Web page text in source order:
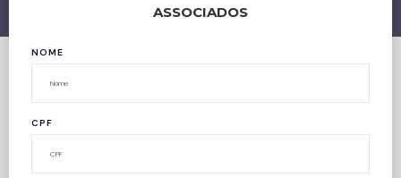
ASSOCIADOS
NOME
CPF